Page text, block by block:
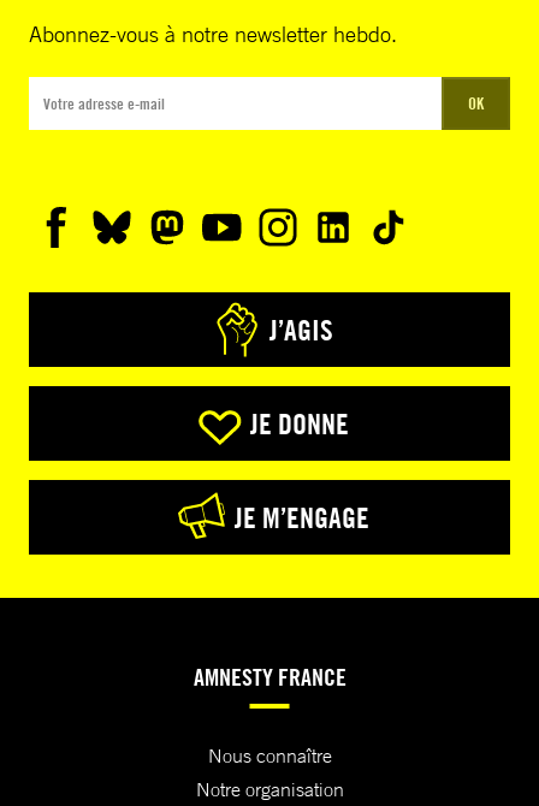
Abonnez-vous à notre newsletter hebdo.
OK
J’AGIS
JE DONNE
JE M’ENGAGE
AMNESTY FRANCE
Nous connaître
Notre organisation